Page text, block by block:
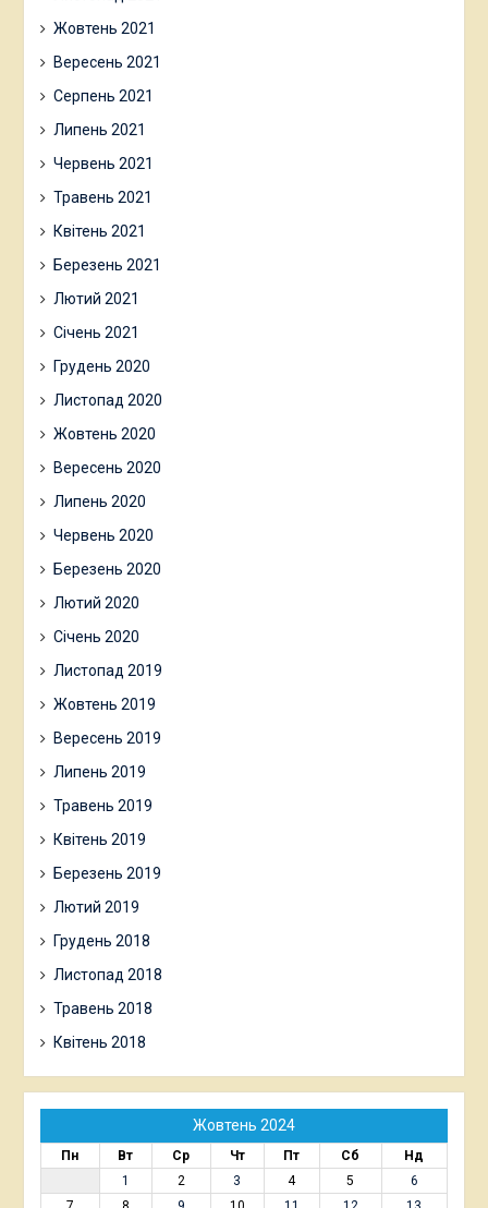
Жовтень 2021
Вересень 2021
Серпень 2021
Липень 2021
Червень 2021
Травень 2021
Квітень 2021
Березень 2021
Лютий 2021
Січень 2021
Грудень 2020
Листопад 2020
Жовтень 2020
Вересень 2020
Липень 2020
Червень 2020
Березень 2020
Лютий 2020
Січень 2020
Листопад 2019
Жовтень 2019
Вересень 2019
Липень 2019
Травень 2019
Квітень 2019
Березень 2019
Лютий 2019
Грудень 2018
Листопад 2018
Травень 2018
Квітень 2018
Жовтень 2024
Пн Вт Ср Чт Пт Сб
Нд
1
2 3 4 5
6